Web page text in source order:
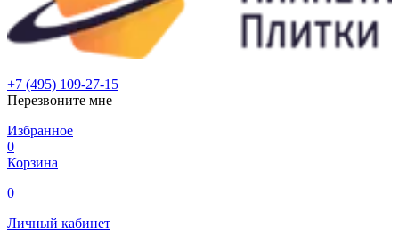
+7 (495) 109-27-15
Перезвоните мне
Избранное
0
Корзина
0
Личный кабинет